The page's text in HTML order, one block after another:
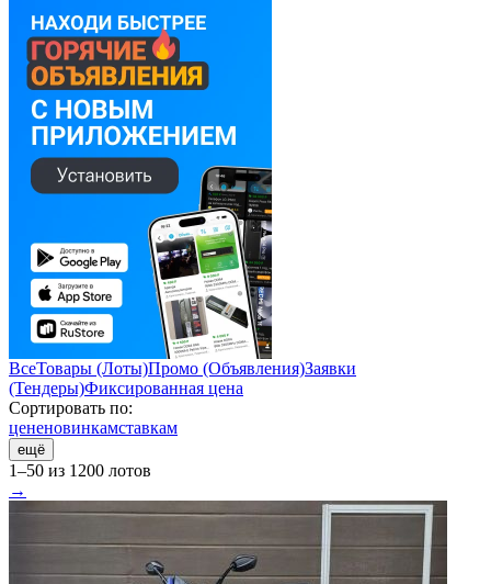
ВсеТовары (Лоты)Промо (Объявления)Заявки
(Тендеры)Фиксированная цена
Сортировать по:
цененовинкамставкам
ещё
1–50 из 1200 лотов
→